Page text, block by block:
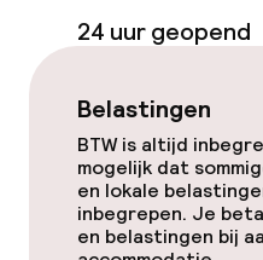
Zonneterras
TV lounge
Game-kamer
Eet- en
24 uur geopend
Belastingen
BTW is altijd
mogelijk dat
en lokale
inbegrepen. Je
en belastingen bij